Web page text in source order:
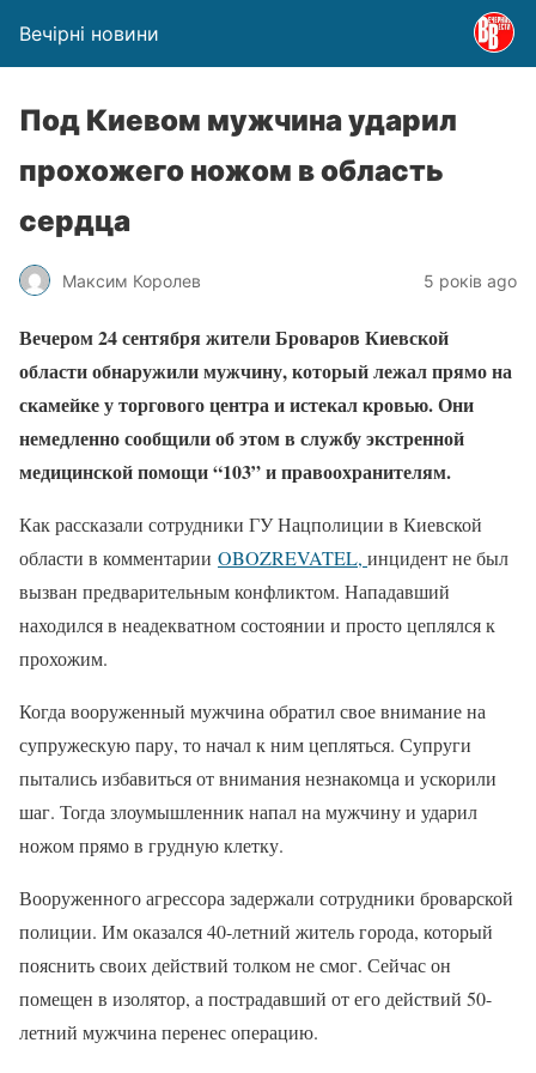
Вечірні новини
Под Киевом мужчина ударил
прохожего ножом в область
сердца
Максим Королев 5 років ago
Вечером 24 сентября жители Броваров Киевской
области обнаружили мужчину, который лежал прямо на
скамейке у торгового центра и истекал кровью. Они
немедленно сообщили об этом в службу экстренной
медицинской помощи “103” и правоохранителям.
Как рассказали сотрудники ГУ Нацполиции в Киевской
области в комментарии OBOZREVATEL, инцидент не был
вызван предварительным конфликтом. Нападавший
находился в неадекватном состоянии и просто цеплялся к
прохожим.
Когда вооруженный мужчина обратил свое внимание на
супружескую пару, то начал к ним цепляться. Супруги
пытались избавиться от внимания незнакомца и ускорили
шаг. Тогда злоумышленник напал на мужчину и ударил
ножом прямо в грудную клетку.
Вооруженного агрессора задержали сотрудники броварской
полиции. Им оказался 40-летний житель города, который
пояснить своих действий толком не смог. Сейчас он
помещен в изолятор, а пострадавший от его действий 50-
летний мужчина перенес операцию.